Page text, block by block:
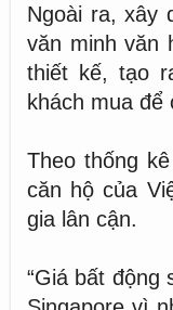
Ngoài ra, xây
văn minh văn
thiết kế, tạo
khách mua
Theo thống
căn hộ của
gia lân cận.
“Giá bất động